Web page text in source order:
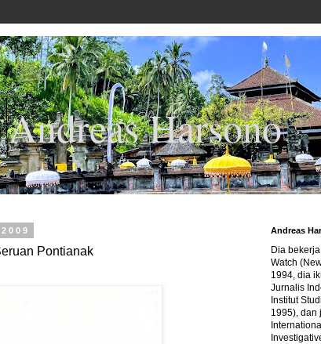
Andreas Harsono
Pontianak
Andreas
Dia
Watch
1994, dia
Jurnalis
Institut
1995), dan